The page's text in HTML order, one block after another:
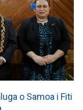
o Samoa i Fiti